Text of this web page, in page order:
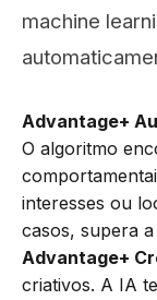
machine
Advantage+
O algoritmo
interesses ou
casos, supera
Advantage+
criativos. A IA